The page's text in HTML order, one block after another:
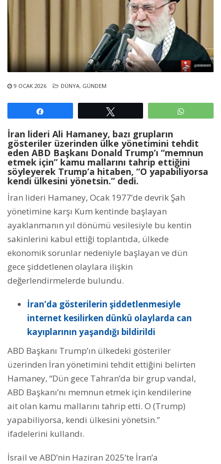
9 OCAK 2026 DÜNYA, GÜNDEM
İran lideri Ali Hamaney, bazı grupların
gösteriler üzerinden ülke yönetimini tehdit
eden ABD Başkanı Donald Trump’ı “memnun
etmek için” kamu mallarını tahrip ettiğini
söyleyerek Trump’a hitaben, “O yapabiliyorsa
kendi ülkesini yönetsin.” dedi.
İran lideri Hamaney, Ocak 1977’de devrik Şah
yönetimine karşı Kum kentinde başlayan
ayaklanmanın yıl dönümü vesilesiyle bu kentin
sakinlerini kabul ettiği toplantıda, ülkede
ekonomik sorunlar nedeniyle başlayan ve dün
gece şiddetlenen olaylara ilişkin
değerlendirmelerde bulundu.
İran’da gösterilerin şiddetlenmesiyle
internet kesilirken dünkü olaylarda can
kayıplarının yaşandığı bildirildi
ABD Başkanı Trump’ın ülkedeki gösteriler
üzerinden İran yönetimini tehdit ettiğini belirten
Hamaney, “Dün gece Tahran’da bir grup vandal,
ABD Başkanı’nı memnun etmek için kendilerine
ait olan kamu mallarını tahrip etti. O (Trump)
yapabiliyorsa, kendi ülkesini yönetsin.”
ifadelerini kullandı.
İsrail ve ABD’nin Haziran 2025’te İran’a